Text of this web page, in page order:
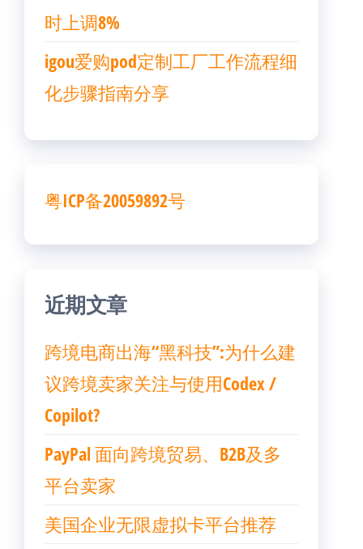
时上调8%
igou爱购pod定制工厂工作流程细
化步骤指南分享
粤ICP备20059892号
近期文章
跨境电商出海“黑科技”:为什么建
议跨境卖家关注与使用Codex /
Copilot?
PayPal 面向跨境贸易、B2B及多
平台卖家
美国企业无限虚拟卡平台推荐